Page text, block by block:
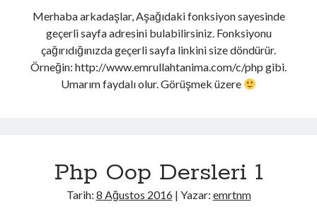
Merhaba arkadaşlar, Aşağıdaki fonksiyon sayesinde
geçerli sayfa adresini bulabilirsiniz. Fonksiyonu
çağırıdığınızda geçerli sayfa linkini size döndürür.
Örneğin: http://www.emrullahtanima.com/c/php gibi.
Umarım faydalı olur. Görüşmek üzere
Php Oop Dersleri 1
Tarih: 8 Ağustos 2016| Yazar: emrtnm